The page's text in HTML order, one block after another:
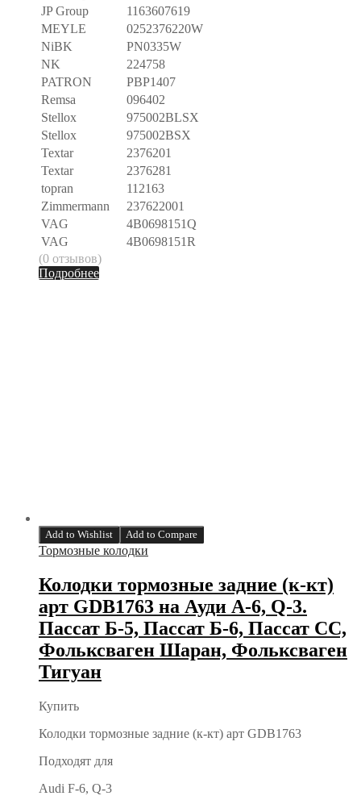
JP Group
1163607619
MEYLE
0252376220W
NiBK
PN0335W
NK
224758
PATRON
PBP1407
Remsa
096402
Stellox
975002BLSX
Stellox
975002BSX
Textar
2376201
Textar
2376281
topran
112163
Zimmermann
237622001
VAG
4B0698151Q
VAG
4B0698151R
(0 отзывов)
Подробнее
Add to Wishlist Add to Compare
Тормозные колодки
Колодки тормозные задние (к-кт)
арт GDB1763 на Ауди А-6, Q-3.
Пассат Б-5, Пассат Б-6, Пассат СС,
Фольксваген Шаран, Фольксваген
Тигуан
Купить
Колодки тормозные задние (к-кт) арт GDB1763
Подходят для
Audi F-6, Q-3